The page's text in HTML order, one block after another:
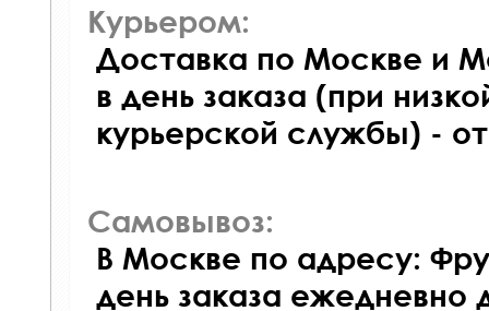
Курьером:
Доставка по Москве и
в день заказа (при
курьерской службы) -
Самовывоз:
В Москве по адресу:
день заказа ежедневно